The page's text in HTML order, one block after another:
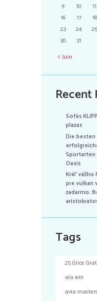
9
10 11
16
17 18
23
24 25
30
31
Juin
Recent
Sofás
plazas
Die
Sportarten
Oasis
Kráľ vášho
pre vulkan
zadarmo:
Tags
25 Giros
ala win
avia